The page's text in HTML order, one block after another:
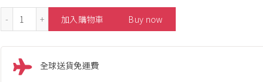
3.11ct Heart-Shaped Unheated Purple Sapphire Earrings 數量
加入購物車 Buy now
全球送貨免運費